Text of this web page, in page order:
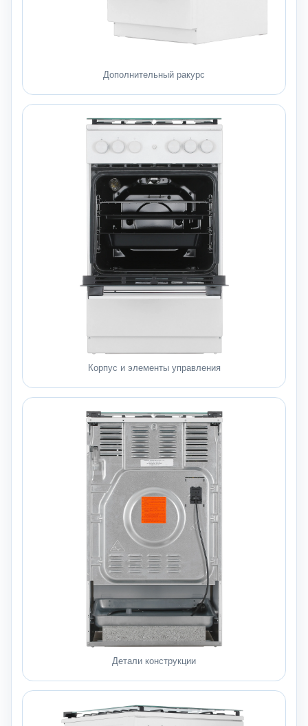
Дополнительный ракурс
Корпус и элементы управления
Детали конструкции